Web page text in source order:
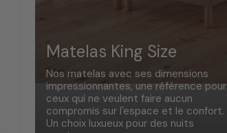
Matelas King Size
Nos matelas avec ses dimensions
impressionnantes, une référence pour
ceux qui ne veulent faire aucun
compromis sur l'espace et le confort.
Un choix luxueux pour des nuits